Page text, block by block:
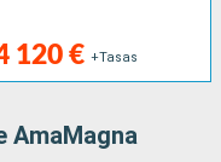
120 € +Tasas
AmaMagna